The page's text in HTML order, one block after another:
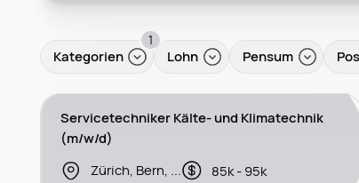
Kategorien
1
Lohn Pensum
Servicetechniker Kälte- und Klimatechnik
(m/w/d)
85k - 95k